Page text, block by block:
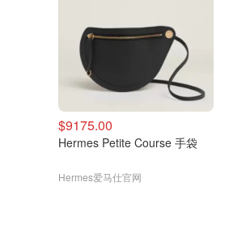
$9175.00
Hermes Petite Course 手袋
Hermes爱马仕官网